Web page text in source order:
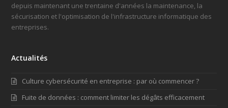
depuis maintenant une trentaine d'années la maintenance, la
sécurisation et l'optimisation de l'infrastructure informatique des
entreprises.
Actualités
Culture cybersécurité en entreprise : par où commencer ?
Fuite de données : comment limiter les dégâts efficacement